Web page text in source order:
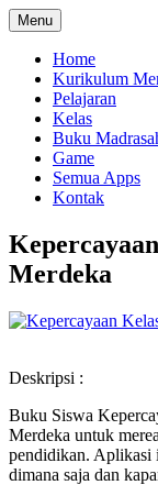
Menu
Home
Kurikulum
Pelajaran
Kelas
Buku
Game
Semua Apps
Kontak
Merdeka
Deskripsi :
Buku Siswa
Merdeka untuk
pendidikan. Aplikasi
dimana saja dan